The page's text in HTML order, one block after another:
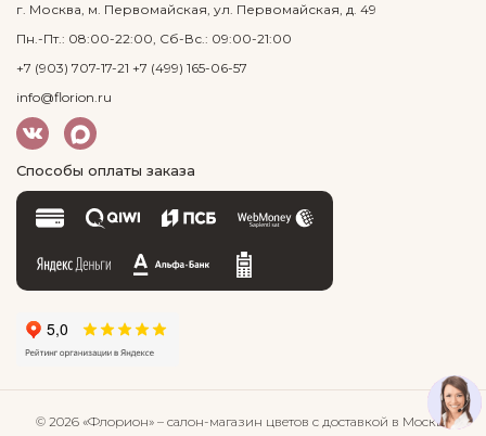
г. Москва, м. Первомайская, ул. Первомайская, д. 49
Пн.-Пт.: 08:00-22:00, Сб-Вс.: 09:00-21:00
+7 (903) 707-17-21 +7 (499) 165-06-57
info@florion.ru
Способы оплаты заказа
© 2026 «Флорион» – салон-магазин цветов с доставкой в Москве